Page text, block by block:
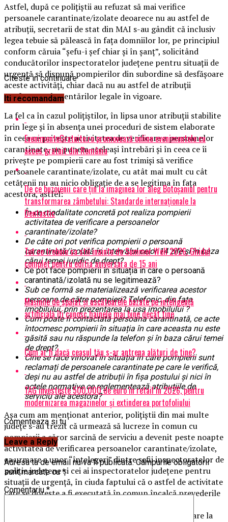
Astfel, după ce polițiștii au refuzat să mai verifice
persoanele carantinate/izolate deoarece nu au astfel de
atribuții, secretarii de stat din MAI s-au gândit că inclusiv
legea tebuie să pălească în fața domniilor lor, pe principiul
conform căruia “șefu-i șef chiar și în șanț”, solicitând
conducătorilor inspectoratelor județene pentru situații de
urgență să dispună pompierilor din subordine să desfășoare
aceste activități, chiar dacă nu au astfel de atribuții
conform reglementărilor legale în vigoare.
La fel ca în cazul polițiștilor, în lipsa unor atribuții stabilite
prin lege și în absența unei proceduri de sistem elaborate
în ceea ce privește activitatea de verificare a persoanelor
carantinate, ne punem aceleași întrebări și în ceea ce îi
privește pe pompierii care au fost trimiși să verifice
persoanele carantinate/izolate, cu atât mai mult cu cât
cetățenii nu au nicio obligație de a se legitima în fața
acestora, astfel:
În ce modalitate concretă pot realiza pompierii
activitatea de verificare a persoanelor
carantinate/izolate?
De câte ori pot verifica pompierii o persoană
carantinată/izolată în intervalul celor 14 zile și în baza
cărui temei juridic de drept?
Ce pot face pompierii în situația în care o persoană
carantinată/izolată nu se legitimează?
Sub ce formă se materializează verificarea acestor
persoane de către pompieri? Telefonic, din fața
imobilului, prin prezentarea la ușa imobilului ?
Cum poate fi contactată persoana carantinată, ce acte
întocmesc pompierii în situația în care aceasta nu este
găsită sau nu răspunde la telefon și în baza cărui temei
de drept?
Cine se face vinovat în situația în care pompierii sunt
reclamați de persoanele carantinate pe care le verifică,
deși nu au astfel de atribuții în fișa postului și nici în
actele normative ce reglementează atribuțiile de
serviciu ale acestora?
Așa cum am menționat anterior, polițiștii din mai multe
județe s-au trezit că urmează să lucreze în comun cu
pompierii a căror sarcină de serviciu a devenit peste noapte
activitatea de verificarea persoanelor carantinate/izolate,
ca urmare a unor “înțelegeri” dintre șefii inspectoratelor de
poliție județene și cei ai inspectoratelor județene pentru
situații de urgență, în ciuda faptului că o astfel de activitate
care se dorește a fi executată în comun încalcă prevederile
inteligență profesională și cultivarea lipsei de asumare la
Citeste in continuare
Iti recomandam
EvenimenteGratuite.ro promovează online evenimentele cu
acces gratuit din România
De ce buzoienii care țin la imaginea lor aleg Botoșaniul pentru
transformarea zâmbetului: Standarde internaționale la
Dentastic
Tot ce trebuie sa stii inainte de Summer Well 2026. Ghidul
complet pentru editia aniversara de 15 ani
Mașinile de spălat și uscătoarele bazate pe inteligență
artificială îți cunosc hainele mai bine decât tine
Cum ar fi dacă ceasul tău s-ar antrena alături de tine?
TAG investește 500.000 de euro în retail în 2026, pentru
modernizarea magazinelor și extinderea portofoliului
Comenteaza si tu
Leave a Reply
Adresa ta de email nu va fi publicată. Câmpurile obligatorii
sunt marcate cu*
Comentariu*